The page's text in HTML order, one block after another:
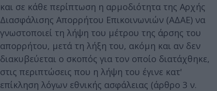
και σε κάθε περίπτωση η αρμοδιότητα της Αρχής
Διασφάλισης Απορρήτου Επικοινωνιών (ΑΔΑΕ) να
γνωστοποιεί τη λήψη του μέτρου της άρσης του
απορρήτου, μετά τη λήξη του, ακόμη και αν δεν
διακυβεύεται ο σκοπός για τον οποίο διατάχθηκε,
στις περιπτώσεις που η λήψη του έγινε κατ'
επίκληση λόγων εθνικής ασφάλειας (άρθρο 3 ν.